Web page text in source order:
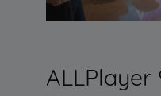
ALLPlayer